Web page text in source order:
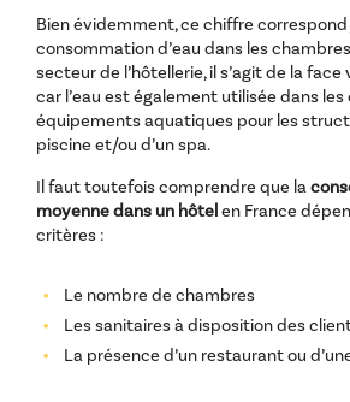
Bien évidemment, ce chiffre
consommation d’eau dans les
secteur de l’hôtellerie, il s’agit de la face
car l’eau est également utilisée dans
équipements aquatiques pour les
piscine et/ou d’un spa.
Il faut toutefois comprendre que la
moyenne dans un hôtelen France
critères :
Le nombre de chambres
Les sanitaires à disposition des
La présence d’un restaurant ou